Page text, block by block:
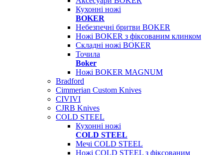
Кухонні ножі
BOKER
Небезпечні бритви BOKER
Ножі BOKER з фіксованим клинком
Складні ножі BOKER
Точила
Boker
Ножі BOKER MAGNUM
Bradford
Cimmerian Custom Knives
CIVIVI
CJRB Knives
COLD STEEL
Кухонні ножі
COLD STEEL
Мечі COLD STEEL
Ножі COLD STEEL з фіксованим